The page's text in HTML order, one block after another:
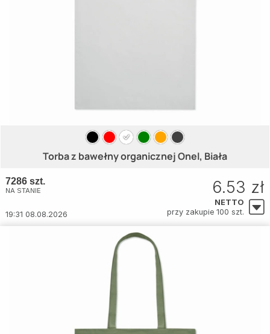
Torba z bawełny organicznej Onel, Biała
7286 szt.
NA STANIE
19:31 08.08.2026
6.53 zł
NETTO
przy zakupie 100 szt.